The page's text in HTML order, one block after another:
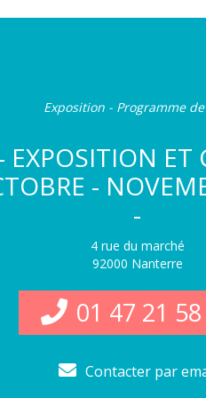
Exposition - Programme
EXPOSITION ET
-
-
4 rue du marché
92000 Nanterre
01 47 21
Contacter par